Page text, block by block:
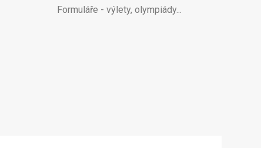
Formuláře - výlety, olympiády...